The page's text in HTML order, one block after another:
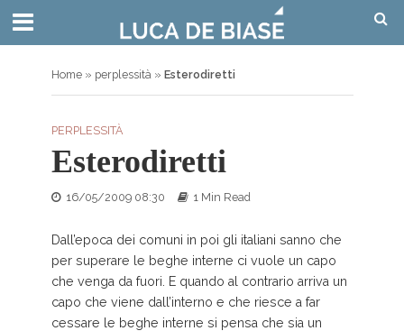
Home» perplessità» Esterodiretti
PERPLESSITÀ
Esterodiretti
16/05/2009 08:30 1 Min Read
Dall’epoca dei comuni in poi gli italiani sanno che
per superare le beghe interne ci vuole un capo
che venga da fuori. E quando al contrario arriva un
capo che viene dall’interno e che riesce a far
cessare le beghe interne si pensa che sia un